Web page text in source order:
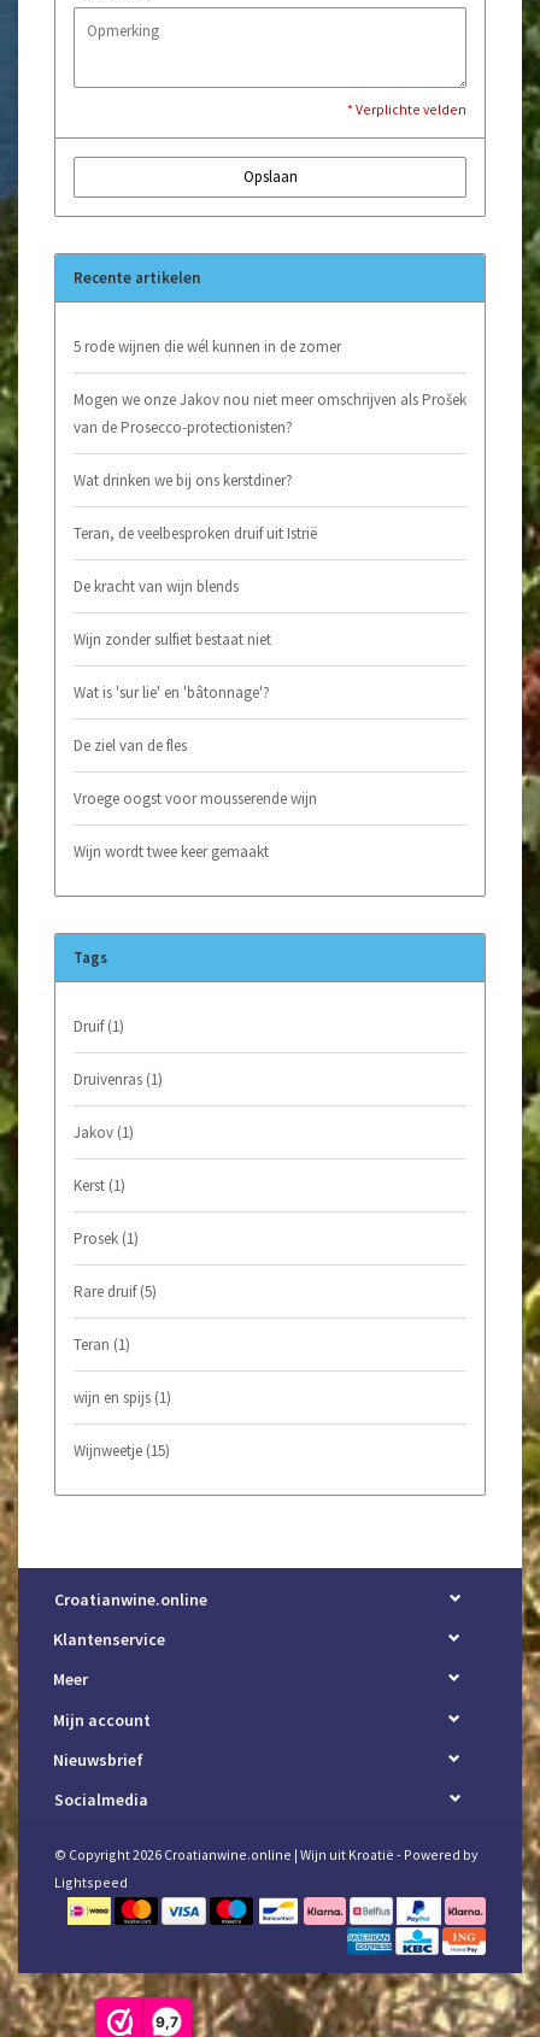
9,7
* Verplichte velden
Opslaan
Recente artikelen
5 rode wijnen die wél kunnen in de zomer
Mogen we onze Jakov nou niet meer omschrijven als Prošek
van de Prosecco-protectionisten?
Wat drinken we bij ons kerstdiner?
Teran, de veelbesproken druif uit Istrië
De kracht van wijn blends
Wijn zonder sulfiet bestaat niet
Wat is 'sur lie' en 'bâtonnage'?
De ziel van de fles
Vroege oogst voor mousserende wijn
Wijn wordt twee keer gemaakt
Tags
Druif(1)
Druivenras (1)
Jakov (1)
Kerst (1)
Prosek (1)
Rare druif(5)
Teran (1)
wijn en spijs (1)
Wijnweetje (15)
Croatianwine.online
Klantenservice
Meer
Mijn account
Nieuwsbrief
Socialmedia
© Copyright 2026 Croatianwine.online | Wijn uit Kroatië - Powered by
Lightspeed